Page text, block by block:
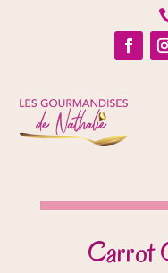
Carrot